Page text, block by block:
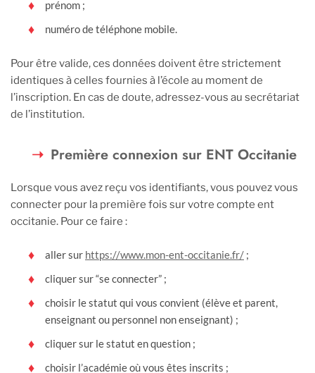
prénom ;
numéro de téléphone mobile.
Pour être valide, ces données doivent être strictement
identiques à celles fournies à l’école au moment de
l’inscription. En cas de doute, adressez-vous au secrétariat
de l’institution.
Première connexion sur ENT Occitanie
Lorsque vous avez reçu vos identifiants, vous pouvez vous
connecter pour la première fois sur votre compte ent
occitanie. Pour ce faire :
aller sur https://www.mon-ent-occitanie.fr/ ;
cliquer sur “se connecter” ;
choisir le statut qui vous convient (élève et parent,
enseignant ou personnel non enseignant) ;
cliquer sur le statut en question ;
choisir l’académie où vous êtes inscrits ;